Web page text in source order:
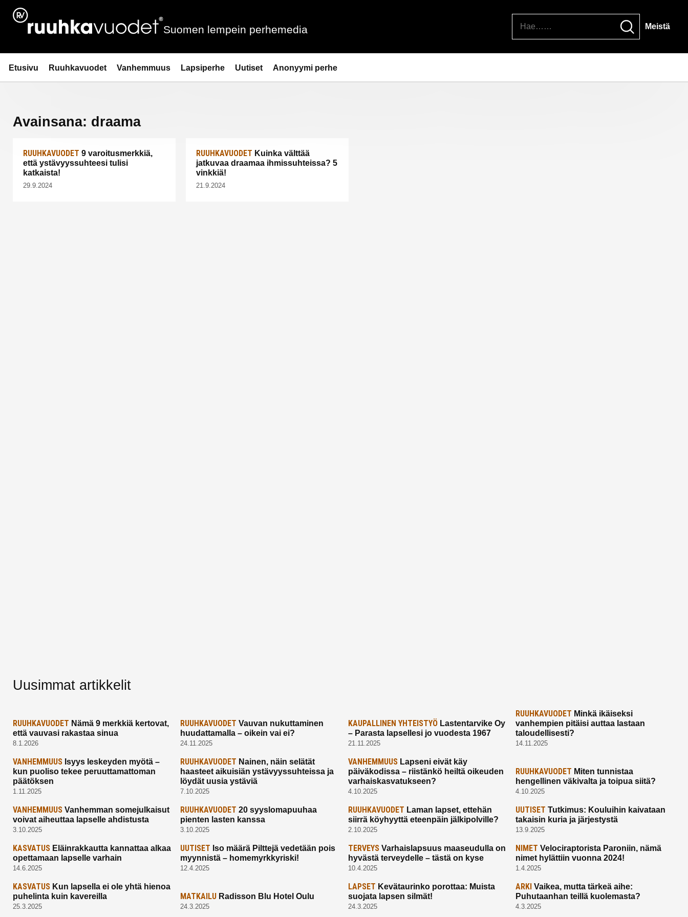
Siirry
sisältöön
Ruuhkavuodet.fi
Suomen lempein perhemedia Meistä
Etusivu Ruuhkavuodet Vanhemmuus Lapsiperhe Uutiset Anonyymi perhe
Avainsana: draama
RUUHKAVUODET 9 varoitusmerkkiä,
että ystävyyssuhteesi tulisi
katkaista!
29.9.2024
RUUHKAVUODET Kuinka välttää
jatkuvaa draamaa ihmissuhteissa? 5
vinkkiä!
21.9.2024
Uusimmat artikkelit
RUUHKAVUODET Nämä 9 merkkiä kertovat,
että vauvasi rakastaa sinua
8.1.2026
RUUHKAVUODET Vauvan nukuttaminen
huudattamalla – oikein vai ei?
24.11.2025
KAUPALLINEN YHTEISTYÖLastentarvike Oy
– Parasta lapsellesi jo vuodesta 1967
21.11.2025
RUUHKAVUODET Minkä ikäiseksi
vanhempien pitäisi auttaa lastaan
taloudellisesti?
14.11.2025
VANHEMMUUS Isyys leskeyden myötä –
kun puoliso tekee peruuttamattoman
päätöksen
1.11.2025
RUUHKAVUODET Nainen, näin selätät
haasteet aikuisiän ystävyyssuhteissa ja
löydät uusia ystäviä
7.10.2025
VANHEMMUUSLapseni eivät käy
päiväkodissa – riistänkö heiltä oikeuden
varhaiskasvatukseen?
4.10.2025
RUUHKAVUODET Miten tunnistaa
hengellinen väkivalta ja toipua siitä?
4.10.2025
VANHEMMUUS Vanhemman somejulkaisut
voivat aiheuttaa lapselle ahdistusta
3.10.2025
RUUHKAVUODET 20 syyslomapuuhaa
pienten lasten kanssa
3.10.2025
RUUHKAVUODET Laman lapset, ettehän
siirrä köyhyyttä eteenpäin jälkipolville?
2.10.2025
UUTISET Tutkimus: Kouluihin kaivataan
takaisin kuria ja järjestystä
13.9.2025
KASVATUS Eläinrakkautta kannattaa alkaa
opettamaan lapselle varhain
14.6.2025
UUTISET Iso määrä Pilttejä vedetään pois
myynnistä – homemyrkkyriski!
12.4.2025
TERVEYSVarhaislapsuus maaseudulla on
hyvästä terveydelle – tästä on kyse
10.4.2025
NIMET Velociraptorista Paroniin, nämä
nimet hylättiin vuonna 2024!
1.4.2025
KASVATUS Kun lapsella ei ole yhtä hienoa
puhelinta kuin kavereilla
25.3.2025
MATKAILU Radisson Blu Hotel Oulu
24.3.2025
LAPSET Kevätaurinko porottaa: Muista
suojata lapsen silmät!
24.3.2025
ARKI Vaikea, mutta tärkeä aihe:
Puhutaanhan teillä kuolemasta?
4.3.2025